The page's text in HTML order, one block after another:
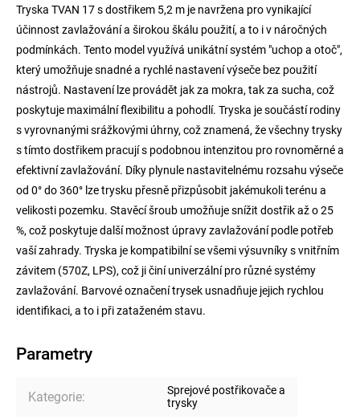
Tryska TVAN 17 s dostřikem 5,2 m je navržena pro vynikající
účinnost zavlažování a širokou škálu použití, a to i v náročných
podmínkách. Tento model využívá unikátní systém "uchop a otoč",
který umožňuje snadné a rychlé nastavení výseče bez použití
nástrojů. Nastavení lze provádět jak za mokra, tak za sucha, což
poskytuje maximální flexibilitu a pohodlí. Tryska je součástí rodiny
s vyrovnanými srážkovými úhrny, což znamená, že všechny trysky
s tímto dostřikem pracují s podobnou intenzitou pro rovnoměrné a
efektivní zavlažování. Díky plynule nastavitelnému rozsahu výseče
od 0° do 360° lze trysku přesně přizpůsobit jakémukoli terénu a
velikosti pozemku. Stavěcí šroub umožňuje snížit dostřik až o 25
%, což poskytuje další možnost úpravy zavlažování podle potřeb
vaší zahrady. Tryska je kompatibilní se všemi výsuvníky s vnitřním
závitem (570Z, LPS), což ji činí univerzální pro různé systémy
zavlažování. Barvové označení trysek usnadňuje jejich rychlou
identifikaci, a to i při zataženém stavu.
Parametry
Kategorie:
Sprejové postřikovače a
trysky